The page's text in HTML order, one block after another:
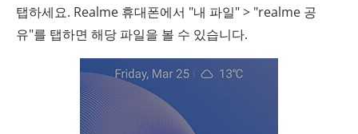
탭하세요. Realme 휴대폰에서 "내 파일" > "realme 공
유"를 탭하면 해당 파일을 볼 수 있습니다.